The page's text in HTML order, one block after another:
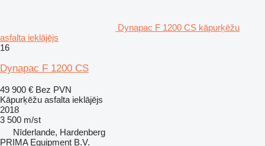
Dynapac F 1200 CS kāpurķēžu
asfalta ieklājējs
16
Dynapac F 1200 CS
49 900 € Bez PVN
Kāpurķēžu asfalta ieklājējs
2018
3 500 m/st
Nīderlande, Hardenberg
PRIMA Equipment B.V.